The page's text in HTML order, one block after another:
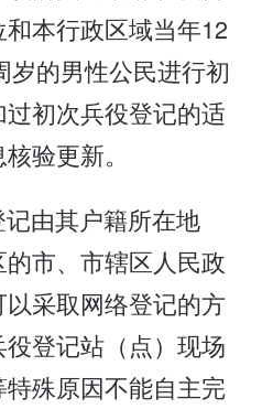
本行政区域当年12
岁的男性公民进行初
初次兵役登记的适
验更新。
由其户籍所在地
市、市辖区人民政
采取网络登记的方
登记站（点）现场
殊原因不能自主完